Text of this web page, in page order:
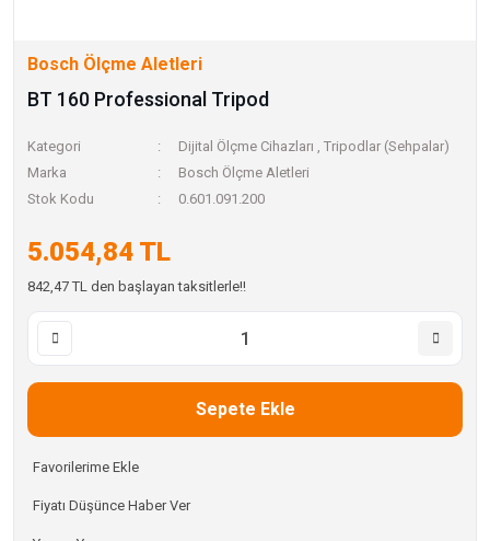
Bosch Ölçme Aletleri
BT 160 Professional Tripod
Kategori Dijital Ölçme Cihazları ,Tripodlar (Sehpalar)
Marka
Bosch Ölçme Aletleri
Stok Kodu
0.601.091.200
5.054,84 TL
842,47 TL den başlayan taksitlerle!!
Sepete Ekle
Fiyatı Düşünce Haber Ver